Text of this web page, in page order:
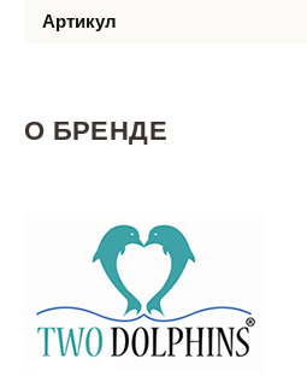
Артикул
О БРЕНДЕ